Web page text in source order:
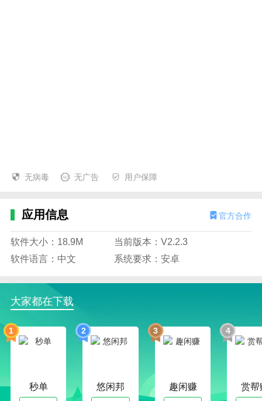
无病毒 无广告 用户保障
应用信息 官方合作
软件大小：18.9M
当前版本：V2.2.3
软件语言：中文
系统要求：安卓
大家都在下载
1
秒单
2
悠闲邦
3
趣闲赚
4
赏帮